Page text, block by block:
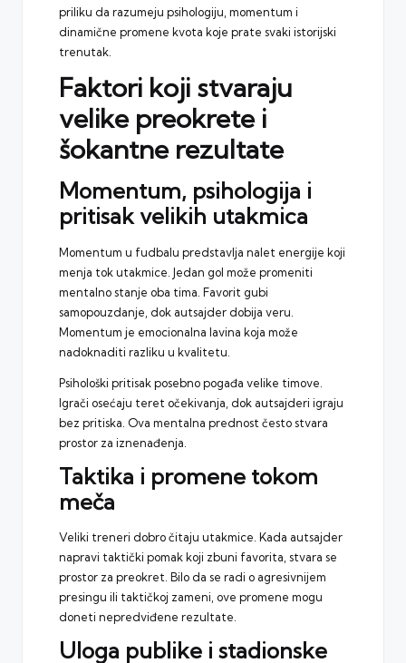
priliku da razumeju psihologiju, momentum i
dinamične promene kvota koje prate svaki istorijski
trenutak.
Faktori koji stvaraju
velike preokrete i
šokantne rezultate
Momentum, psihologija i
pritisak velikih utakmica
Momentum u fudbalu predstavlja nalet energije koji
menja tok utakmice. Jedan gol može promeniti
mentalno stanje oba tima. Favorit gubi
samopouzdanje, dok autsajder dobija veru.
Momentum je emocionalna lavina koja može
nadoknaditi razliku u kvalitetu.
Psihološki pritisak posebno pogađa velike timove.
Igrači osećaju teret očekivanja, dok autsajderi igraju
bez pritiska. Ova mentalna prednost često stvara
prostor za iznenađenja.
Taktika i promene tokom
meča
Veliki treneri dobro čitaju utakmice. Kada autsajder
napravi taktički pomak koji zbuni favorita, stvara se
prostor za preokret. Bilo da se radi o agresivnijem
presingu ili taktičkoj zameni, ove promene mogu
doneti nepredviđene rezultate.
Uloga publike i stadionske